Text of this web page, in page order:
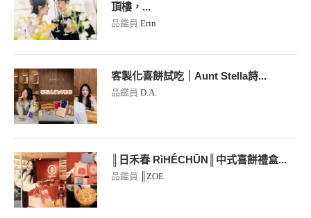
頂樓，...
品鑑員 Erin
客製化喜餅試吃｜Aunt Stella詩...
品鑑員 D.A.
║日禾春 RìHÉCHŪN║中式喜餅禮盒...
品鑑員 ║ZOE